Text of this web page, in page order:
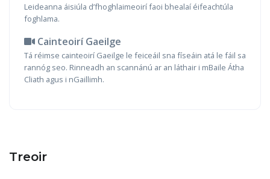
Leideanna áisiúla d’fhoghlaimeoirí faoi bhealaí éifeachtúla
foghlama.
Cainteoirí Gaeilge
Tá réimse cainteoirí Gaeilge le feiceáil sna físeáin atá le fáil sa
rannóg seo. Rinneadh an scannánú ar an láthair i mBaile Átha
Cliath agus i nGaillimh.
Treoir